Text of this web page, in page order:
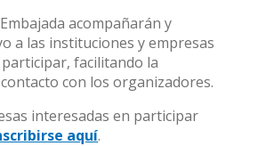
acompañarán y
a las instituciones y empresas
facilitando la
con los organizadores.
interesadas en participar
aquí.